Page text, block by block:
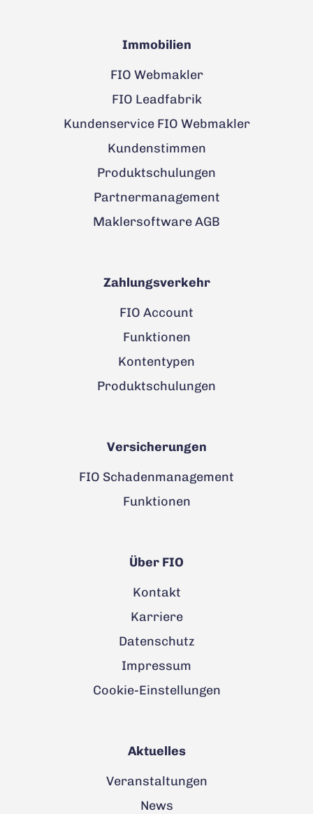
Immobilien
FIO Webmakler
FIO Leadfabrik
Kundenservice FIO Webmakler
Kundenstimmen
Produktschulungen
Partnermanagement
Maklersoftware AGB
Zahlungsverkehr
FIO Account
Funktionen
Kontentypen
Produktschulungen
Versicherungen
FIO Schadenmanagement
Funktionen
Über FIO
Kontakt
Karriere
Datenschutz
Impressum
Cookie-Einstellungen
Aktuelles
Veranstaltungen
News